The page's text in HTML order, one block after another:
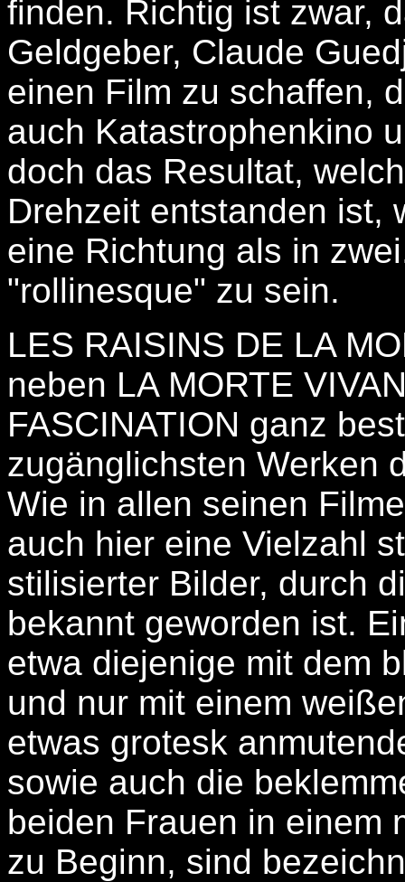
finden. Richtig ist zwar,
Geldgeber, Claude
einen Film zu schaffen,
auch Katastrophenkino
doch das Resultat,
Drehzeit entstanden ist,
eine Richtung als in
"rollinesque" zu sein.
LES RAISINS DE LA
neben LA MORTE
FASCINATION ganz
zugänglichsten Werken
Wie in allen seinen
auch hier eine Vielzahl
stilisierter Bilder, durch
bekannt geworden ist.
etwa diejenige mit dem
und nur mit einem
etwas grotesk
sowie auch die
beiden Frauen in einem
zu Beginn, sind